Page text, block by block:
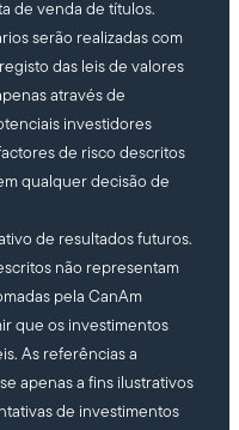
de venda de títulos.
serão realizadas com
das leis de valores
através de
investidores
de risco descritos
qualquer decisão de
de resultados futuros.
não representam
pela CanAm
que os investimentos
As referências a
apenas a fins ilustrativos
de investimentos